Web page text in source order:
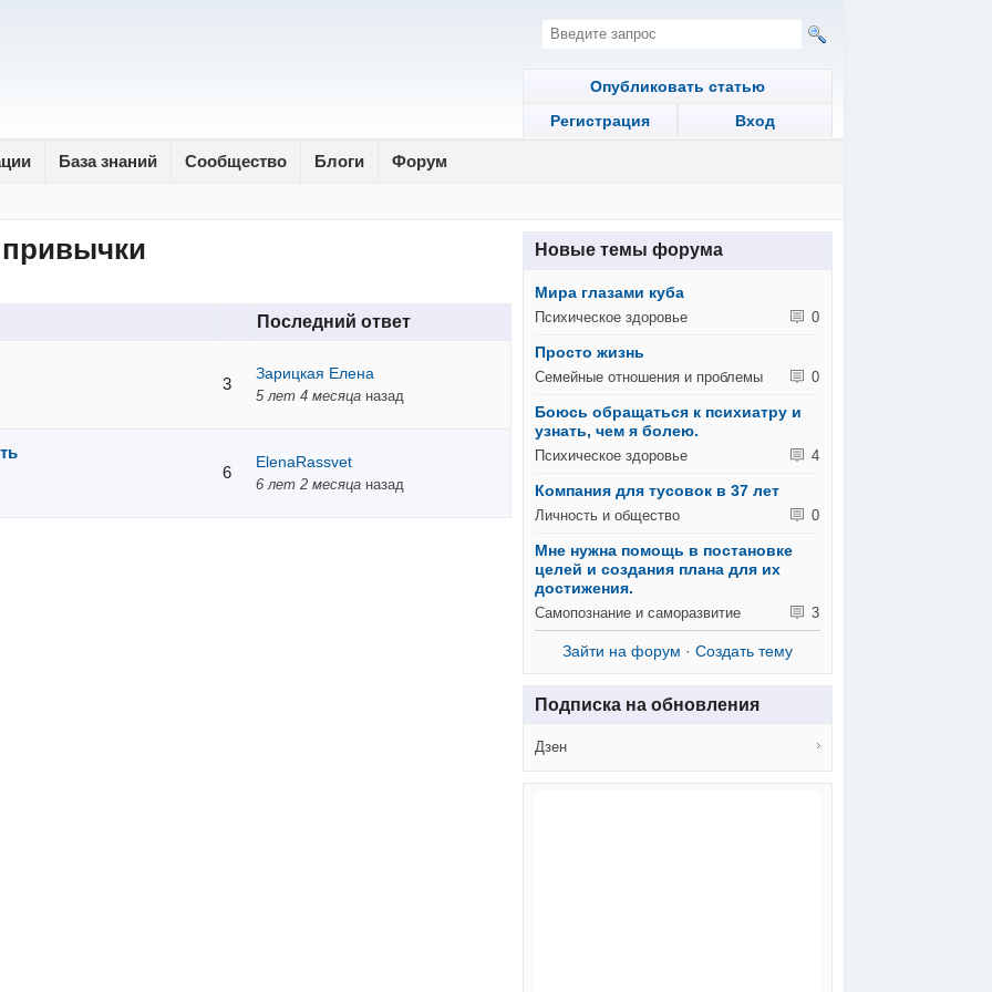
Опубликовать статью
Регистрация
Вход
База знаний Сообщество Блоги Форум
Последний ответ
3
Зарицкая Елена
5 лет 4 месяца назад
6
ElenaRassvet
6 лет 2 месяца назад
Новые темы форума
Мира глазами куба
Психическое здоровье 0
Просто жизнь
Семейные отношения и проблемы 0
Боюсь обращаться к психиатру и
узнать, чем я болею.
Психическое здоровье 4
Компания для тусовок в 37 лет
Личность и общество 0
Мне нужна помощь в постановке
целей и создания плана для их
достижения.
Самопознание и саморазвитие 3
Зайти на форум · Создать тему
Подписка на обновления
Дзен